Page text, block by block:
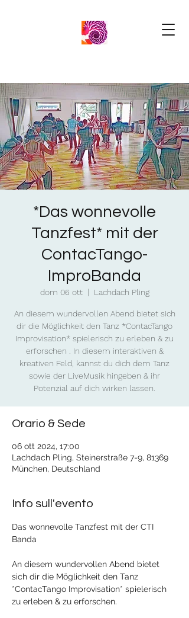
*Das wonnevolle
Tanzfest* mit der
ContacTango-
ImproBanda
dom 06 ott
  |
Lachdach Pling
An diesem wundervollen Abend bietet sich
dir die Möglichkeit den Tanz *ContacTango
Improvisation* spielerisch zu erleben & zu
erforschen . In diesem interaktiven &
kreativen Feld, kannst du dich dem Tanz
sowie der LiveMusik hingeben & ihr
Potenzial auf dich wirken lassen.
Orario & Sede
06 ott 2024, 17:00
Lachdach Pling, Steinerstraße 7-9, 81369
München, Deutschland
Info sull'evento
Das wonnevolle Tanzfest mit der CTI
Banda
An diesem wundervollen Abend bietet
sich dir die Möglichkeit den Tanz
*ContacTango Improvisation* spielerisch
zu erleben & zu erforschen.